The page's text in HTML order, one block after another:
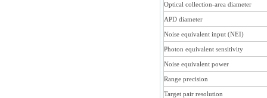
Optical collection-area diameter
APD diameter
Noise equivalent input (NEI)
Photon equivalent sensitivity
Noise equivalent power
Range precision
Target pair resolution